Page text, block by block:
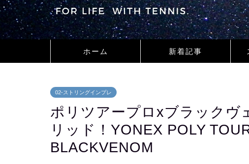
ホーム 新着記事
02-ストリングインプレ
ポリツアープロxブラックヴ
リッド！YONEX POLY
BLACKVENOM